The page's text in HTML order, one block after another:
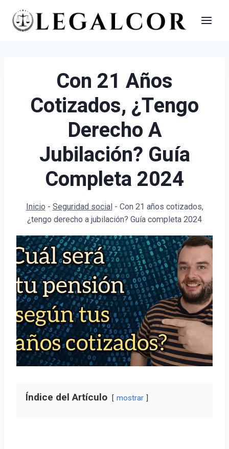
Saltar
Con 21 Años
Cotizados, ¿tengo
Derecho A
Jubilación? Guía
Completa 2024
Inicio - Seguridad social- Con 21 años cotizados,
¿tengo derecho a jubilación? Guía completa 2024
Índice del Artículo mostrar